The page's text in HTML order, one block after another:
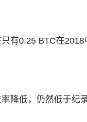
有0.25 BTC在2018
降低，仍然低于纪